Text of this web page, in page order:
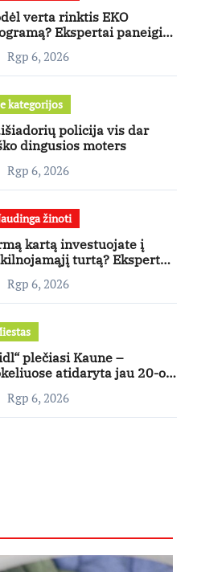
verta rinktis EKO
Ekspertai paneigia
mitus
Rgp 6, 2026
kategorijos
policija vis dar
dingusios moters
Rgp 6, 2026
žinoti
kartą investuojate į
turtą? Ekspertas
kaip pasirinkti būstą,
generuos grąžą
Rgp 6, 2026
plečiasi Kaune –
atidaryta jau 20-oji
mieste
Rgp 6, 2026